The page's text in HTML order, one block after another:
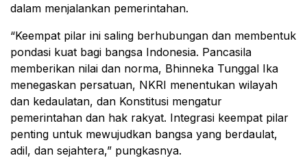
dalam menjalankan pemerintahan.
“Keempat pilar ini saling berhubungan dan membentuk
pondasi kuat bagi bangsa Indonesia. Pancasila
memberikan nilai dan norma, Bhinneka Tunggal Ika
menegaskan persatuan, NKRI menentukan wilayah
dan kedaulatan, dan Konstitusi mengatur
pemerintahan dan hak rakyat. Integrasi keempat pilar
penting untuk mewujudkan bangsa yang berdaulat,
adil, dan sejahtera,” pungkasnya.